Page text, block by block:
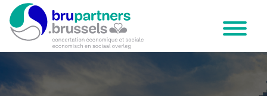
Brupartners
Menu